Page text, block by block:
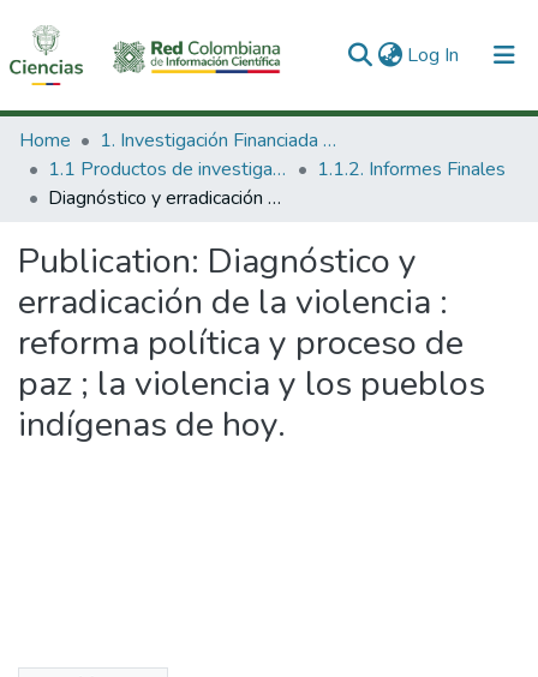
Log In (current)
Communities & Collections
All of DSpace
Home
1. Investigación Financiada con Recursos Públicos
1.1 Productos de investigación
1.1.2. Informes Finales
Diagnóstico y erradicación de la violencia : reforma política y proceso de paz ; la violencia y los pueblos indígenas de hoy.
Publication: Diagnóstico y
erradicación de la violencia :
reforma política y proceso de
paz ; la violencia y los pueblos
indígenas de hoy.